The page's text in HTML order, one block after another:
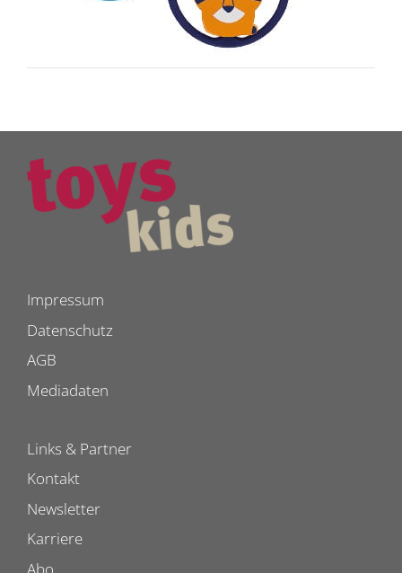
Impressum
Datenschutz
AGB
Mediadaten
Links & Partner
Kontakt
Newsletter
Karriere